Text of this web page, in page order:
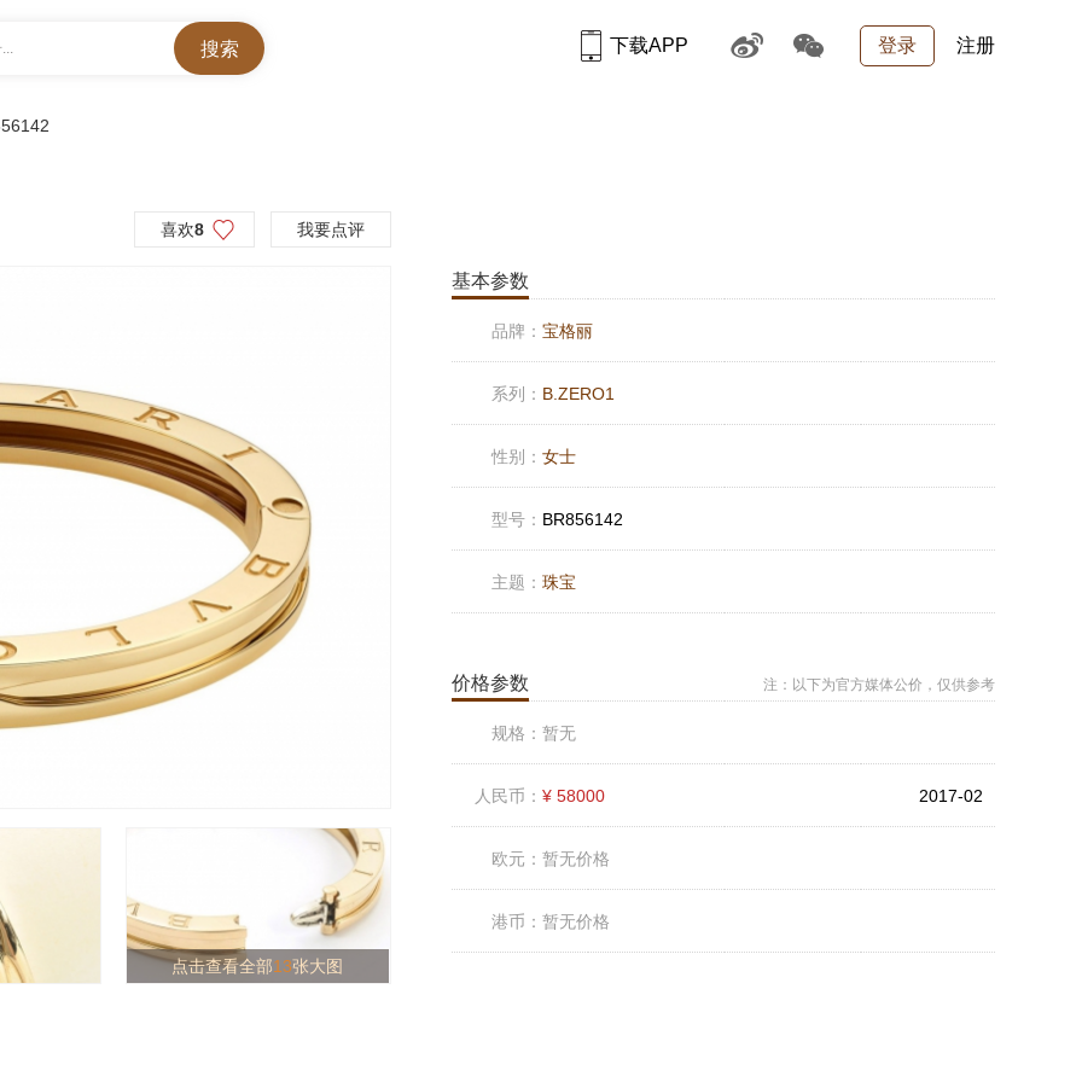
登录 注册
下载APP
喜欢8 我要点评
点击查看全部13张大图
基本参数
品牌： 宝格丽
系列： B.ZERO1
性别： 女士
型号： BR856142
主题： 珠宝
价格参数 注：以下为官方媒体公价，仅供参考
规格： 暂无
人民币： ¥ 58000 2017-02
欧元： 暂无价格
港币： 暂无价格